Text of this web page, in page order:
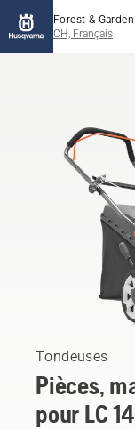
Forest & Garden
CH, Français
Tondeuses
Pièces,
pour LC